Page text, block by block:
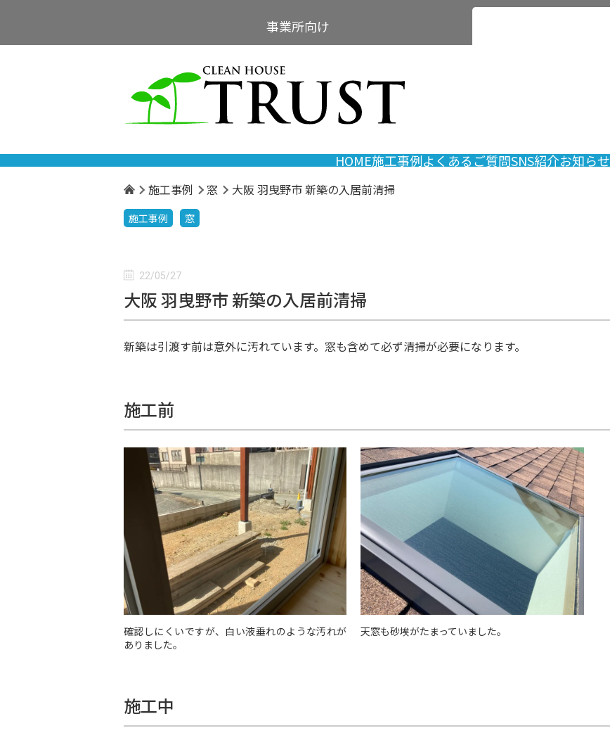
事業所向け
HOME施工事例よくあるご質問SNS紹介お知らせ
施工事例 窓 大阪 羽曳野市 新築の入居前清掃
施工事例 窓
22/05/27
大阪 羽曳野市 新築の入居前清掃
新築は引渡す前は意外に汚れています。窓も含めて必ず清掃が必要になります。
施工前
確認しにくいですが、白い液垂れのような汚れが
ありました。
天窓も砂埃がたまっていました。
施工中